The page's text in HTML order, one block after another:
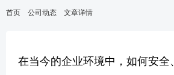
首页 公司动态 文章详情
在当今的企业环境中，如何安全